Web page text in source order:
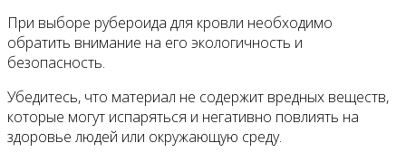
При выборе рубероида для кровли необходимо
обратить внимание на его экологичность и
безопасность.
Убедитесь, что материал не содержит вредных веществ,
которые могут испаряться и негативно повлиять на
здоровье людей или окружающую среду.